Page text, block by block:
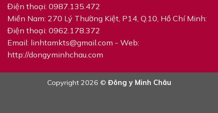
Điện thoại: 0987.135.472
Miền Nam: 270 Lý‎ Thường Kiệt, P14, Q.10, Hồ Chí Minh:
Điện thoại: 0962.178.372
Email: linhtamkts@gmail.com - Web:
http://dongyminhchau.com
Copyright 2026 © Đông y Minh Châu